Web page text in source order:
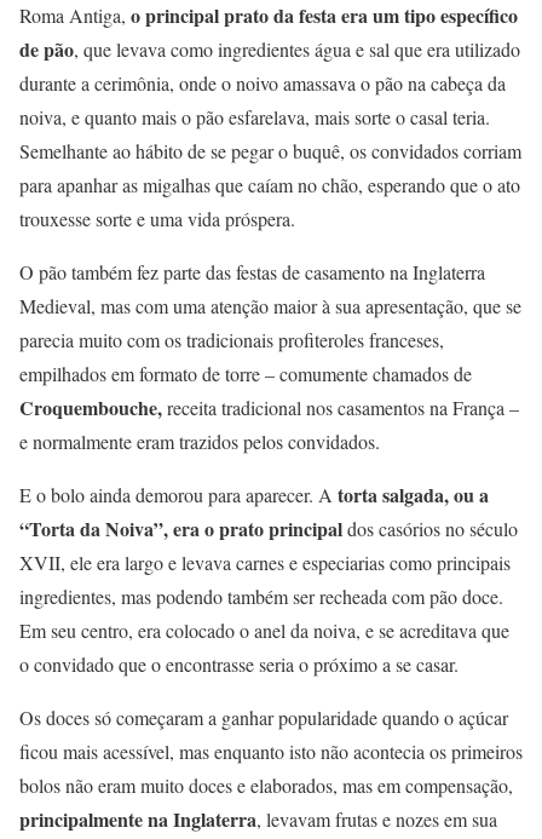
Roma Antiga, o principal prato da festa era um tipo específico
de pão, que levava como ingredientes água e sal que era utilizado
durante a cerimônia, onde o noivo amassava o pão na cabeça da
noiva, e quanto mais o pão esfarelava, mais sorte o casal teria.
Semelhante ao hábito de se pegar o buquê, os convidados corriam
para apanhar as migalhas que caíam no chão, esperando que o ato
trouxesse sorte e uma vida próspera.
O pão também fez parte das festas de casamento na Inglaterra
Medieval, mas com uma atenção maior à sua apresentação, que se
parecia muito com os tradicionais profiteroles franceses,
empilhados em formato de torre – comumente chamados de
Croquembouche,receita tradicional nos casamentos na França –
e normalmente eram trazidos pelos convidados.
E o bolo ainda demorou para aparecer. A torta salgada, ou a
“Torta da Noiva”, era o prato principaldos casórios no século
XVII, ele era largo e levava carnes e especiarias como principais
ingredientes, mas podendo também ser recheada com pão doce.
Em seu centro, era colocado o anel da noiva, e se acreditava que
o convidado que o encontrasse seria o próximo a se casar.
Os doces só começaram a ganhar popularidade quando o açúcar
ficou mais acessível, mas enquanto isto não acontecia os primeiros
bolos não eram muito doces e elaborados, mas em compensação,
principalmente na Inglaterra, levavam frutas e nozes em sua